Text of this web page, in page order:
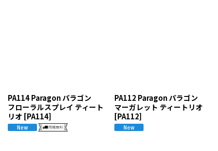
PA114 Paragon パラゴン
フローラルスプレイ ティート
リオ [PA114]
PA112 Paragon パラゴン
マーガレット ティートリオ
[PA112]